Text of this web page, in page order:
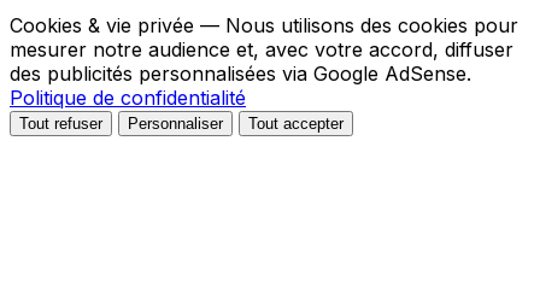
Cookies & vie privée — Nous utilisons des cookies pour
mesurer notre audience et, avec votre accord, diffuser
des publicités personnalisées via Google AdSense.
Politique de confidentialité
Tout refuser Personnaliser Tout accepter